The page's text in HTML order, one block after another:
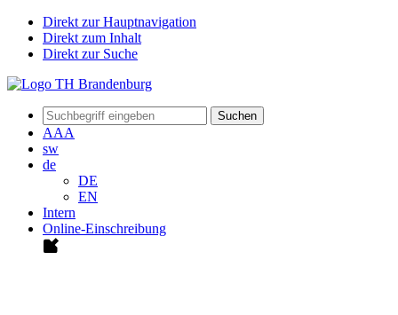
Direkt zur Hauptnavigation
Direkt zum Inhalt
Direkt zur Suche
Suchen
AAA
sw
de
DE
EN
Intern
Online-Einschreibung